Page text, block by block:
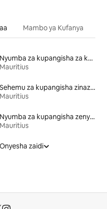
Mambo ya Kufanya
Nyumba za kupangisha za kulala wageni
Mauritius
Sehemu za kupangisha zinazowafaa wanyama vipenzi
Mauritius
Nyumba za kupangisha zenye mabwawa
Mauritius
Onyesha zaidi